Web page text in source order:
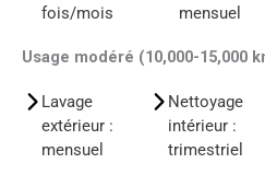
fois/mois
mensuel
Usage modéré (10,000-15,000
Lavage
extérieur :
mensuel
Nettoyage
intérieur :
trimestriel